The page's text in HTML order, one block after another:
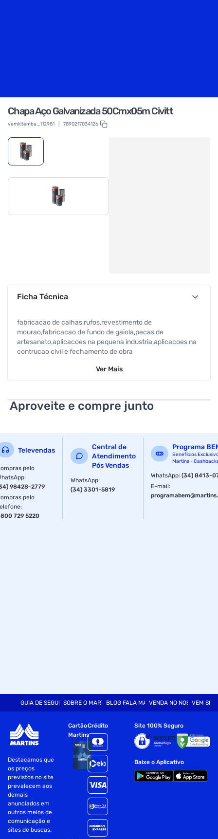
Chapa Aço Galvanizada 50Cmx05m Civitt
vemkitemba_112981 7890217034126
Ficha Técnica
fabricacao de calhas,rufos,revestimento de
mourao,fabricacao de fundo de gaiola,pecas de
artesanato,aplicacoes na pequena industria,aplicacoes na
contrucao civil e fechamento de obra
Ver Mais
Aproveite e compre junto
Televendas
pelo
:
98428-2779
pelo
:
729 5220
Central de
Atendimento
Pós Vendas
WhatsApp:
(34) 3301-5819
Programa
Benefícios
Martins -
WhatsApp:(34) 8413-
E-mail:
GUIA DE SEGURANÇASOBRE O MARTINSBLOG FALA MARTVENDA NO NOSSO SITE
VEM SER
Destacamos que
os preços
previstos no site
prevalecem aos
demais
anunciados em
outros meios de
comunicação e
sites de buscas.
Cartão
Martins
Crédito Site 100% Seguro
Baixe o Aplicativo